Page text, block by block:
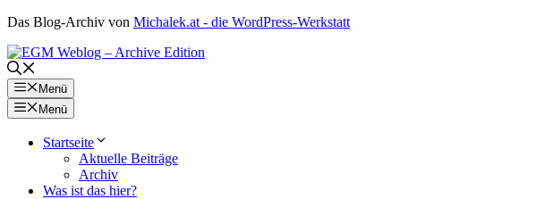
Zum
springen
Das Blog-Archiv von Michalek.at - die WordPress-Werkstatt
Menü
Menü
Startseite
Aktuelle Beiträge
Archiv
Was ist das hier?